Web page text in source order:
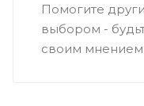
Помогите
выбором -
своим мнением